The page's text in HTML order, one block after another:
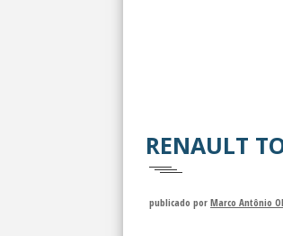
RENAULT
publicado por Marco Antônio